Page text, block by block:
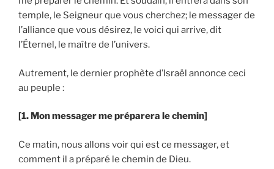
temple, le Seigneur que vous cherchez; le messager de
l’alliance que vous désirez, le voici qui arrive, dit
l’Éternel, le maître de l’univers.
Autrement, le dernier prophète d’Israël annonce ceci
au peuple :
[1. Mon messager me préparera le chemin]
Ce matin, nous allons voir qui est ce messager, et
comment il a préparé le chemin de Dieu.